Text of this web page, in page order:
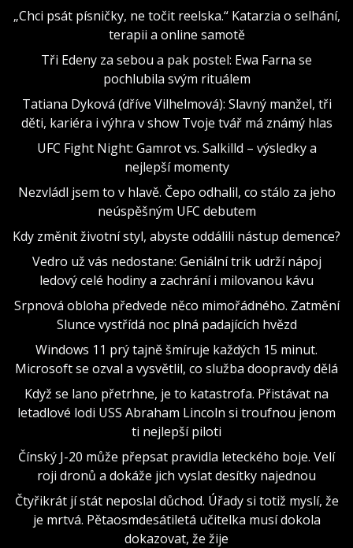
„Chci psát písničky, ne točit reelska.“ Katarzia o selhání,
terapii a online samotě
Tři Edeny za sebou a pak postel: Ewa Farna se
pochlubila svým rituálem
Tatiana Dyková (dříve Vilhelmová): Slavný manžel, tři
děti, kariéra i výhra v show Tvoje tvář má známý hlas
UFC Fight Night: Gamrot vs. Salkilld – výsledky a
nejlepší momenty
Nezvládl jsem to v hlavě. Čepo odhalil, co stálo za jeho
neúspěšným UFC debutem
Kdy změnit životní styl, abyste oddálili nástup demence?
Vedro už vás nedostane: Geniální trik udrží nápoj
ledový celé hodiny a zachrání i milovanou kávu
Srpnová obloha předvede něco mimořádného. Zatmění
Slunce vystřídá noc plná padajících hvězd
Windows 11 prý tajně šmíruje každých 15 minut.
Microsoft se ozval a vysvětlil, co služba doopravdy dělá
Když se lano přetrhne, je to katastrofa. Přistávat na
letadlové lodi USS Abraham Lincoln si troufnou jenom
ti nejlepší piloti
Čínský J-20 může přepsat pravidla leteckého boje. Velí
roji dronů a dokáže jich vyslat desítky najednou
Čtyřikrát jí stát neposlal důchod. Úřady si totiž myslí, že
je mrtvá. Pětaosmdesátiletá učitelka musí dokola
dokazovat, že žije